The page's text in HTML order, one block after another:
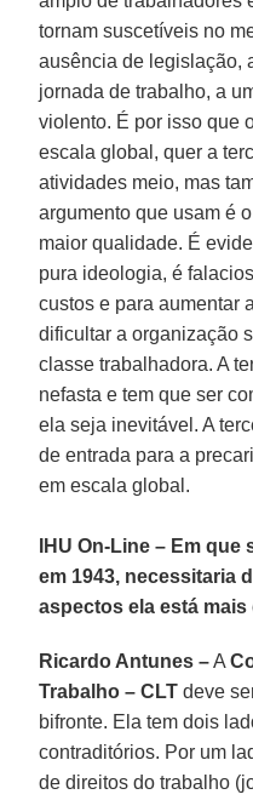
tornam suscetíveis no
ausência de legislação,
jornada de trabalho, a
violento. É por isso que
escala global, quer a
atividades meio, mas
argumento que usam é
maior qualidade. É
pura ideologia, é
custos e para aumentar
dificultar a organização
classe trabalhadora. A
nefasta e tem que ser
ela seja inevitável. A
de entrada para a
em escala global.
IHU On-Line – Em
em 1943, necessitaria
aspectos ela está mais
Ricardo Antunes –A
Trabalho – CLT deve
bifronte. Ela tem dois
contraditórios. Por um
de direitos do trabalho